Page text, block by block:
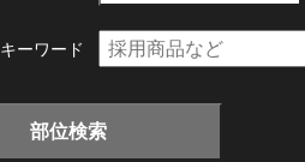
キーワード
部位検索